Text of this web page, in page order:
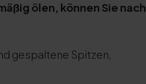
ölen, können Sie
gespaltene Spitzen,